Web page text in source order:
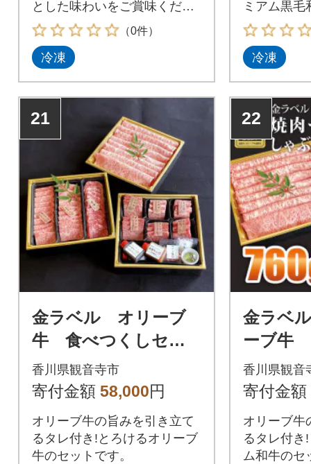
とした味わいをご賞味くださ
い。
（0件）
冷凍
ミアム黒毛
冷凍
21
金ラベル オリーブ
牛 食べつくしセッ
ト 3段重
香川県観音寺市
寄付金額 58,000円
オリーブ牛の旨みを引き立て
るタレ付き!とろけるオリーブ
牛のセットです。
22
金ラベ
ーブ牛
スライ
セット
香川県観音
寄付金額
オリーブ牛
るタレ付き
ム和牛のセ